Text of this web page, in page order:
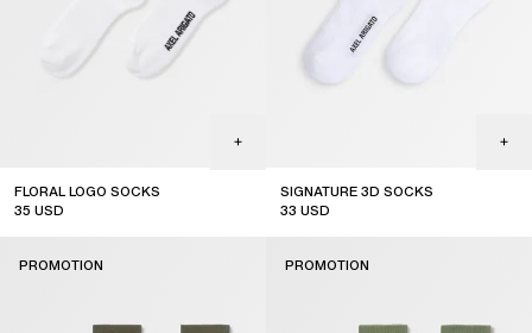
FLORAL LOGO SOCKS
35 USD
SIGNATURE 3D SOCKS
33 USD
PROMOTION PROMOTION